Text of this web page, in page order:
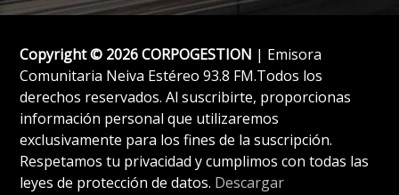
Copyright © 2026 CORPOGESTION | Emisora
Comunitaria Neiva Estéreo 93.8 FM.Todos los
derechos reservados. Al suscribirte, proporcionas
información personal que utilizaremos
exclusivamente para los fines de la suscripción.
Respetamos tu privacidad y cumplimos con todas las
leyes de protección de datos. Descargar